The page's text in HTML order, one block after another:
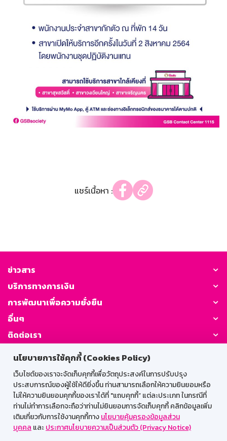
นโยบายการใช้คุกกี้ (Cookies Policy)
เว็บไซต์ของเราจะจัดเก็บคุกกี้เพื่อวัตถุประสงค์ในการปรับปรุง
ประสบการณ์ของผู้ใช้ให้ดียิ่งขึ้น ท่านสามารถเลือกให้ความยินยอมหรือ
ไม่ให้ความยินยอมคุกกี้ของเราได้ที่ "แถบคุกกี้” แต่ละประเภท ในกรณีที่
ท่านไม่ทำการเลือกจะถือว่าท่านไม่ยินยอมการจัดเก็บคุกกี้ คลิกข้อมูลเพิ่ม
เติมเกี่ยวกับการใช้งานคุกกี้ทางนโยบายคุ้มครองข้อมูลส่วน
บุคคล และประกาศนโยบายความเป็นส่วนตัว (Privacy Notice)
แชร์เนื้อหา :
ข่าวสาร
บริการทางการเงิน
การพัฒนาเพื่อความยั่งยืน
อื่นๆ
ติดต่อเรา
GSB Society:
สำหรับพนักงาน
Web HR
GSB Wisdom
M-Search